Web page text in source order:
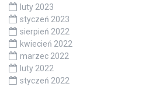
luty 2023
styczeń 2023
sierpień 2022
kwiecień 2022
marzec 2022
luty 2022
styczeń 2022